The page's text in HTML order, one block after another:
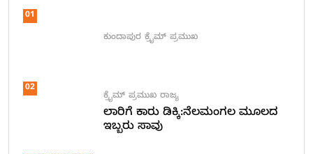
01
ಕುಂದಾಪುರ ಕ್ರೈಮ್ ಪ್ರಮುಖ
02
ಕ್ರೈಮ್ ಪ್ರಮುಖ ರಾಜ್ಯ
ಲಾರಿಗೆ ಕಾರು ಡಿಕ್ಕಿ:ನೆಲಮಂಗಲ ಮೂಲದ
ಇಬ್ಬರು ಸಾವು